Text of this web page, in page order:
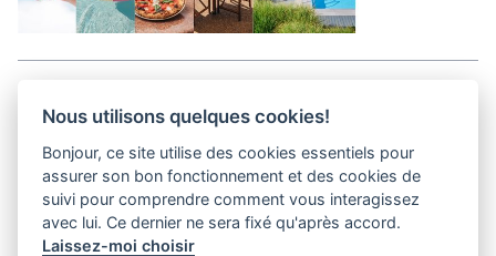
Media Kit
Kontakt
Datenschutz-Bestimmungen
Nous utilisons quelques cookies!
Bonjour, ce site utilise des cookies essentiels pour
assurer son bon fonctionnement et des cookies de
suivi pour comprendre comment vous interagissez
avec lui. Ce dernier ne sera fixé qu'après accord.
Laissez-moi choisir